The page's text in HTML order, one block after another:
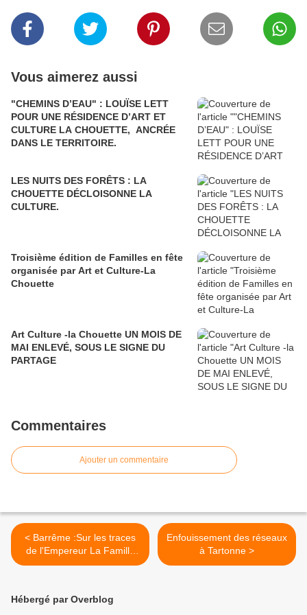
Vous aimerez aussi
"CHEMINS D’EAU" : LOUÏSE LETT
POUR UNE RÉSIDENCE D’ART ET
CULTURE LA CHOUETTE, ANCRÉE
DANS LE TERRITOIRE.
LES NUITS DES FORÊTS : LA
CHOUETTE DÉCLOISONNE LA
CULTURE.
Troisième édition de Familles en fête
organisée par Art et Culture-La
Chouette
Art Culture -la Chouette UN MOIS DE
MAI ENLEVÉ, SOUS LE SIGNE DU
PARTAGE
Commentaires
Ajouter un commentaire
< Barrême :Sur les traces
de l'Empereur La Famille
SYMZAK dans les traces de
Enfouissement des réseaux
à Tartonne >
Hébergé par Overblog